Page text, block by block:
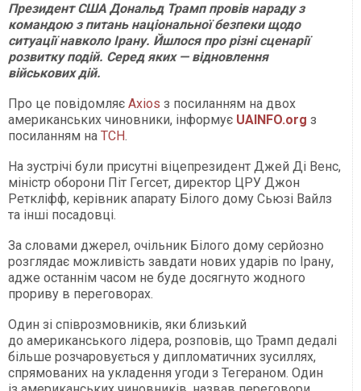
Президент США Дональд Трамп провів нараду з
командою з питань національної безпеки щодо
ситуації навколо Ірану. Йшлося про різні сценарії
розвитку подій. Серед яких — відновлення
військових дій.
Про це повідомляє Axios з посиланням на двох
американських чиновники, інформує UAINFO.org з
посиланням на ТСН.
На зустрічі були присутні віцепрезидент Джей Ді Венс,
міністр оборони Піт Гегсет, директор ЦРУ Джон
Реткліфф, керівник апарату Білого дому Сьюзі Вайлз
та інші посадовці.
За словами джерел, очільник Білого дому серйозно
розглядає можливість завдати нових ударів по Ірану,
адже останнім часом не буде досягнуто жодного
прориву в переговорах.
Один зі співрозмовників, яки близький
до американського лідера, розповів, що Трамп дедалі
більше розчаровується у дипломатичних зусиллях,
спрямованих на укладення угоди з Тегераном. Один